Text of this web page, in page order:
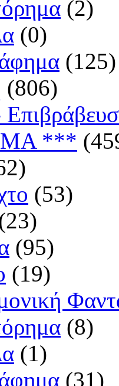
(2)
(0)
(125)
(806)
***
(53)
(95)
(19)
(8)
(1)
(31)